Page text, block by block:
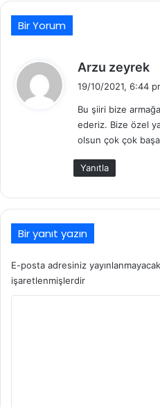
Bir Yorum
Arzu zeyrek
i
k
i
19/10/2021, 6:44
Bu şiiri bize
ederiz. Bize özel
olsun çok çok
Yanıtla
Bir yanıt yazın
E-posta adresiniz
işaretlenmişlerdir